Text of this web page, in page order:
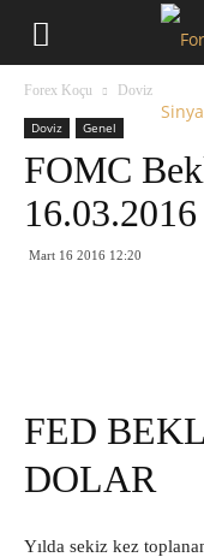
Forex Koçu Doviz
Doviz Genel
FOMC
16.03.2016
Mart 16 2016 12:20
FED
DOLAR
Yılda sekiz kez